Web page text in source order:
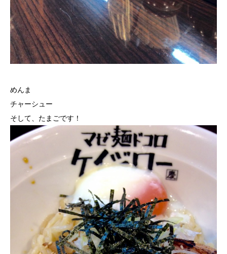
めんま
チャーシュー
そして、たまごです！